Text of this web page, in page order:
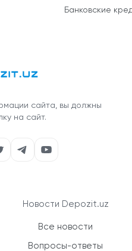
Банковские
сайта, вы должны
на сайт.
Новости Depozit.uz
Все новости
Вопросы-ответы